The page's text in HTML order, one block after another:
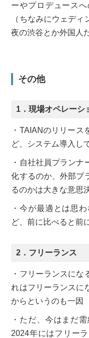
ーやプロデュース
（ちなみにウェディ
夜の渋谷とか外国人
その他
1．現場オペレーシ
・TAIANのリリース
ど、システム導入し
・自社社員プラン
化するのか、外部プ
るのかは大きな意思
・今が最適とは思
ど、前に比べると前
2．フリーランス
・フリーランスにな
れはフリーランスに
からというのも一因
・ただ、今はまだ
2024年にはフリー